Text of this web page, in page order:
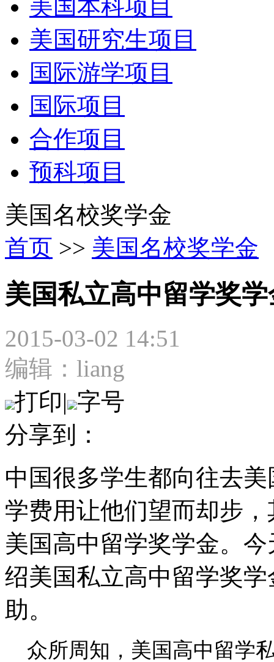
美国本科项目
美国研究生项目
国际游学项目
国际项目
合作项目
预科项目
美国名校奖学金
首页 >> 美国名校奖学金
美国私立高中留学奖
2015-03-02 14:51
编辑：liang
打印| 字号
分享到：
中国很多学生都向往去
学费用让他们望而却步
美国高中留学奖学金。
绍美国私立高中留学奖
助。
众所周知，美国高中留学